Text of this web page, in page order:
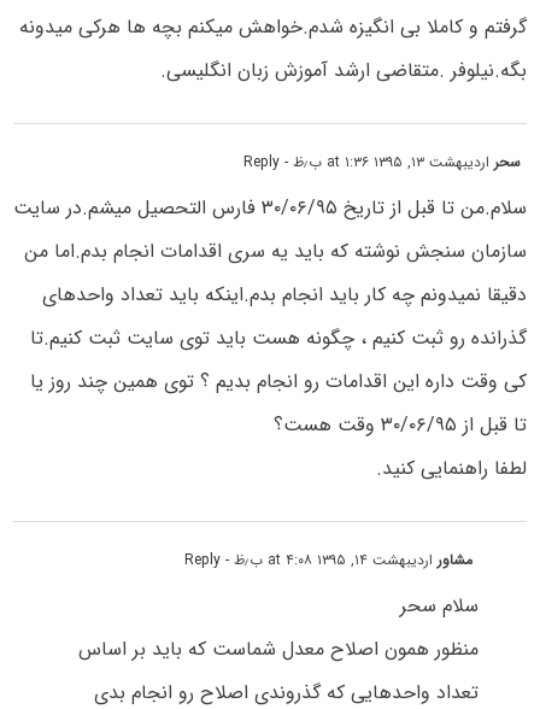
گرفتم و کاملا بی انگیزه شدم.خواهش میکنم بچه ها هرکی میدونه
بگه.نیلوفر .متقاضی ارشد آموزش زبان انگلیسی.
سحر اردیبهشت ۱۳, ۱۳۹۵ at ۱:۳۶ ب٫ظ - Reply
سلام.من تا قبل از تاریخ ۳۰/۰۶/۹۵ فارس التحصیل میشم.در سایت
سازمان سنجش نوشته که باید یه سری اقدامات انجام بدم.اما من
دقیقا نمیدونم چه کار باید انجام بدم.اینکه باید تعداد واحدهای
گذرانده رو ثبت کنیم ، چگونه هست باید توی سایت ثبت کنیم.تا
کی وقت داره این اقدامات رو انجام بدیم ؟ توی همین چند روز یا
تا قبل از ۳۰/۰۶/۹۵ وقت هست؟
لطفا راهنمایی کنید.
مشاور اردیبهشت ۱۴, ۱۳۹۵ at ۴:۰۸ ب٫ظ - Reply
سلام سحر
منظور همون اصلاح معدل شماست که باید بر اساس
تعداد واحدهایی که گذروندی اصلاح رو انجام بدی